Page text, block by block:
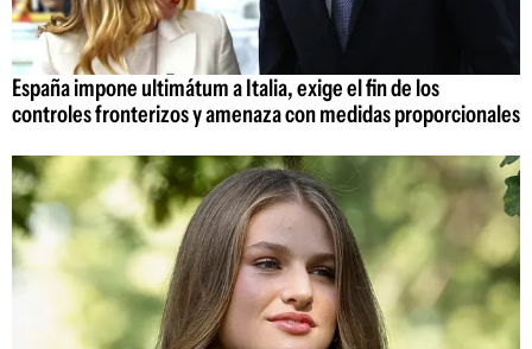
España impone ultimátum a Italia, exige el fin de los
controles fronterizos y amenaza con medidas proporcionales